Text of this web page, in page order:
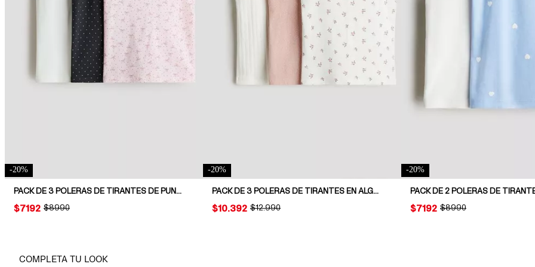
-20%
PACK DE 3 POLERAS DE TIRANTES DE PUNTO
ORIGINAL PRICE:
$8990
PRICE:
$7192
-20%
PACK DE 3 POLERAS DE TIRANTES EN ALGODÓN
ORIGINAL PRICE:
$12.990
PRICE:
$10.392
-20%
ORIGINAL PRICE:
$8990
PRICE:
$7192
COMPLETA TU LOOK